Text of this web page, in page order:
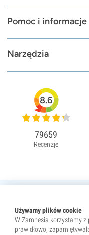
Pomoc i informacje
Narzędzia
Używamy plików cookie
W Zamnesia korzystamy z
prawidłowo,
8.6
79659
Recenzje